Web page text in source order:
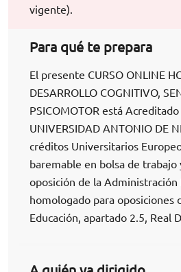
vigente).
Para qué te prepara
El presente CURSO ONLINE
DESARROLLO COGNITIVO,
PSICOMOTOR está
UNIVERSIDAD ANTONIO DE
créditos Universitarios
baremable en bolsa de trabajo
oposición de la Administración
homologado para oposiciones
Educación, apartado 2.5, Real